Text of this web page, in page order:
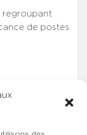
regroupant
de postes